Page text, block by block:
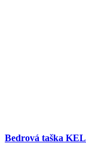
Bedrová taška